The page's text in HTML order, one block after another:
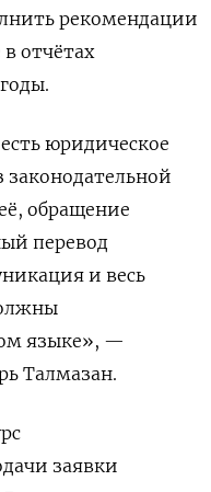
рекомендации
отчётах
юридическое
законодательной
обращение
перевод
и весь
языке», —
Талмазан.
заявки